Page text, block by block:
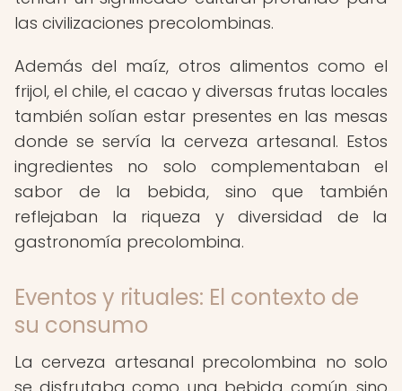
las civilizaciones precolombinas.
Además del maíz, otros alimentos como el
frijol, el chile, el cacao y diversas frutas locales
también solían estar presentes en las mesas
donde se servía la cerveza artesanal. Estos
ingredientes no solo complementaban el
sabor de la bebida, sino que también
reflejaban la riqueza y diversidad de la
gastronomía precolombina.
Eventos y rituales: El contexto de
su consumo
La cerveza artesanal precolombina no solo